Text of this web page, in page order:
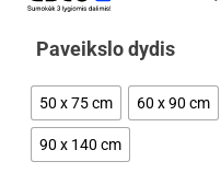
Paveikslo dydis
50 x 75 cm 60 x 90 cm
90 x 140 cm